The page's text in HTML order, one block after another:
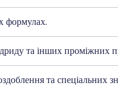
формулах.
та інших проміжних
та спеціальних